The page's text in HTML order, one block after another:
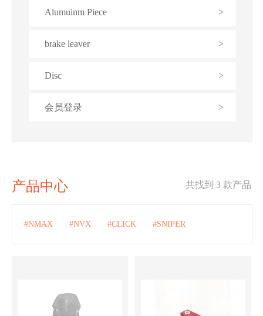
>
Alumuinm Piece
>
brake leaver
>
Disc
>
会员登录
共找到 3 款产品
产品中心
#NMAX #NVX #CLICK #SNIPER